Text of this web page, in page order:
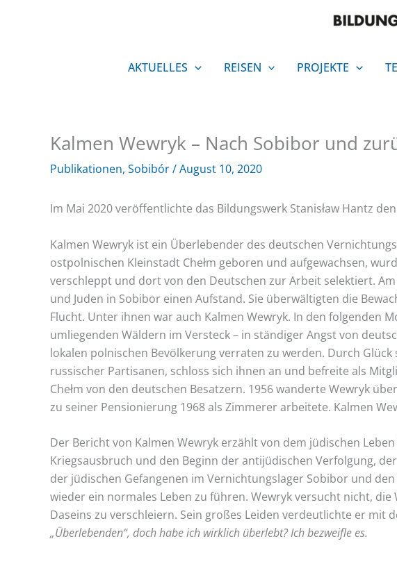
AKTUELLES
REISEN PROJEKTE
Kalmen Wewryk – Nach Sobibor und
Publikationen, Sobibór/August 10, 2020
Im Mai 2020 veröffentlichte das Bildungswerk Stanisław Hantz
Kalmen Wewryk ist ein Überlebender des deutschen
ostpolnischen Kleinstadt Chełm geboren und aufgewachsen,
verschleppt und dort von den Deutschen zur Arbeit selektiert.
und Juden in Sobibor einen Aufstand. Sie überwältigten die
Flucht. Unter ihnen war auch Kalmen Wewryk. In den folgenden
umliegenden Wäldern im Versteck – in ständiger Angst von
lokalen polnischen Bevölkerung verraten zu werden. Durch
russischer Partisanen, schloss sich ihnen an und befreite als
Chełm von den deutschen Besatzern. 1956 wanderte Wewryk
zu seiner Pensionierung 1968 als Zimmerer arbeitete. Kalmen
Der Bericht von Kalmen Wewryk erzählt von dem jüdischen
Kriegsausbruch und den Beginn der antijüdischen Verfolgung,
der jüdischen Gefangenen im Vernichtungslager Sobibor und
wieder ein normales Leben zu führen. Wewryk versucht nicht,
Daseins zu verschleiern. Sein großes Leiden verdeutlichte er mit
„Überlebenden“, doch habe ich wirklich überlebt? Ich bezweifle es.